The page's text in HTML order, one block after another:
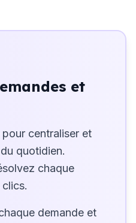
et
centraliser et
quotidien.
chaque
demande et